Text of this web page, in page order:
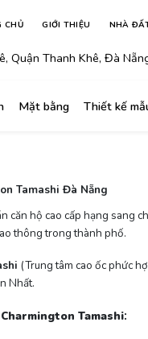
CHỦ GIỚI THIỆU NHÀ
Đà
Quận Thanh Khê, Đà
Mặt bằng Thiết kế
Tamashi Đà Nẵng
căn hộ cao cấp hạng sang
thông trong thành phố.
(Trung tâm cao ốc phức
Nhất.
Charmington Tamashi: